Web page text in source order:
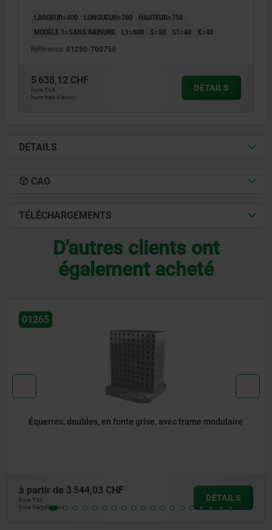
LARGEUR=400 LONGUEUR=700
HAUTEUR=750
MODÈLE 1=SANS RAINURE
L1=600 S=80 S1=40 X=40
Référence: 01250-700750
5 638,12 CHF
hors TVA
hors frais d’envoi
DÉTAILS
DÉTAILS
CAO
TÉLÉCHARGEMENTS
D'autres clients ont
également acheté
Équerres doubles, en fonte grise, avec rainures
à partir de
hors frais d’envoi